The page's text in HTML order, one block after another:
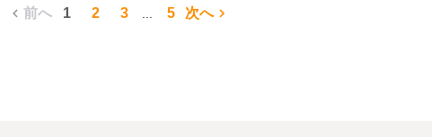
前へ 1 2 3 5 次へ